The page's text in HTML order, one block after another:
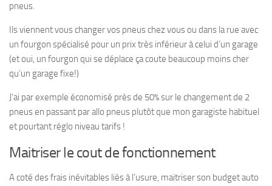
pneus.
Ils viennent vous changer vos pneus chez vous ou dans la rue avec
un fourgon spécialisé pour un prix très inférieur à celui d’un garage
(et oui, un fourgon qui se déplace ça coute beaucoup moins cher
qu’un garage fixe!)
J’ai par exemple économisé près de 50% sur le changement de 2
pneus en passant par allo pneus plutôt que mon garagiste habituel
et pourtant réglo niveau tarifs !
Maitriser le cout de fonctionnement
A coté des frais inévitables liés à l’usure, maitriser son budget auto